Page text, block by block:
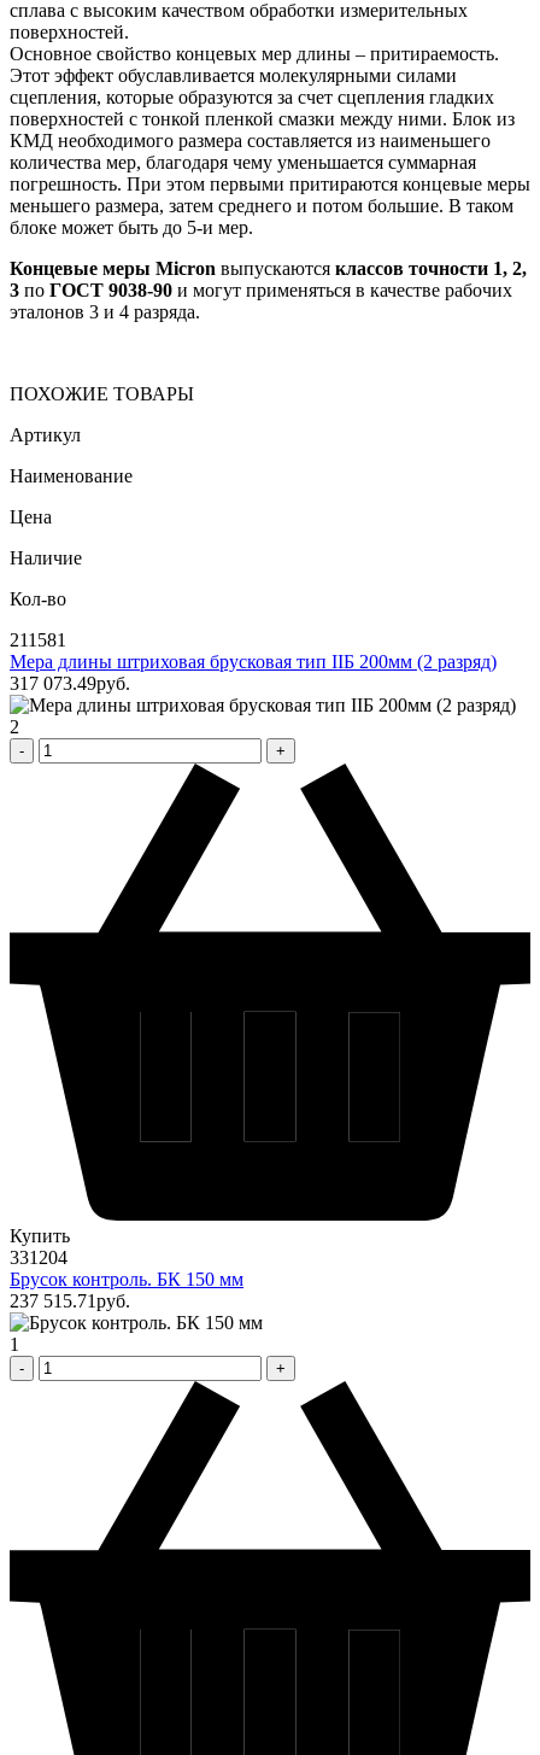
сплава с высоким качеством обработки измерительных
поверхностей.
Основное свойство концевых мер длины – притираемость.
Этот эффект обуславливается молекулярными силами
сцепления, которые образуются за счет сцепления гладких
поверхностей с тонкой пленкой смазки между ними. Блок из
КМД необходимого размера составляется из наименьшего
количества мер, благодаря чему уменьшается суммарная
погрешность. При этом первыми притираются концевые меры
меньшего размера, затем среднего и потом большие. В таком
блоке может быть до 5-и мер.
Концевые меры Micron выпускаются классов точности 1, 2,
3 по ГОСТ 9038-90 и могут применяться в качестве рабочих
эталонов 3 и 4 разряда.
ПОХОЖИЕ ТОВАРЫ
Артикул
Наименование
Цена
Наличие
Кол-во
211581
Мера длины штриховая брусковая тип IIБ 200мм (2 разряд)
317 073.49pуб.
2
Купить
331204
Брусок контроль. БК 150 мм
237 515.71pуб.
1